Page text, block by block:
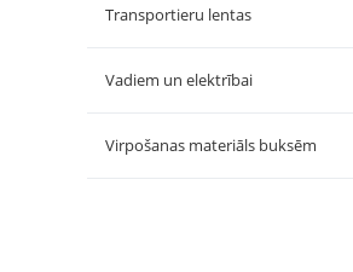
Transportieru lentas
Vadiem un elektrībai
Virpošanas materiāls buksēm